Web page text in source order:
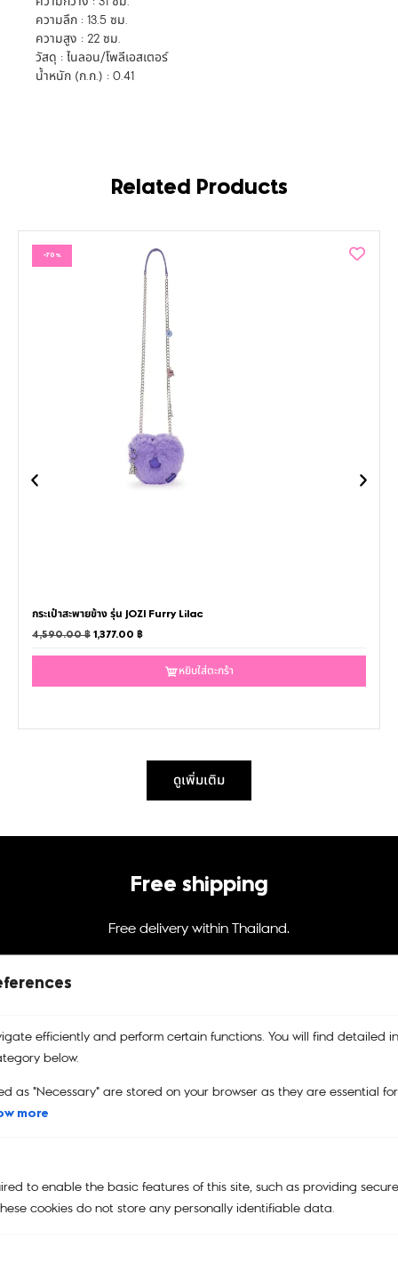
efficiently and perform certain functions. You will find detailed
below.
as "Necessary" are stored on your browser as they are essential
more
to enable the basic features of this site, such as providing
cookies do not store any personally identifiable data.
ความลึก : 13.5 ซม.
ความสูง : 22 ซม.
วัสดุ : ไนลอน/โพลีเอสเตอร์
น้ำหนัก (ก.ก.) : 0.41
Related Products
-70%
กระเป๋าสะพายข้าง รุ่น JOZI Furry Lilac
4,590.00฿ 1,377.00 ฿
หยิบใส่ตะกร้า
ดูเพิ่มเติม
Free shipping
Free delivery within Thailand.
100%